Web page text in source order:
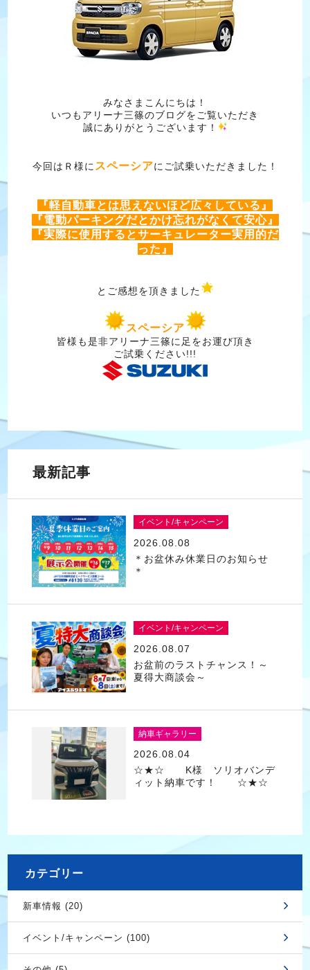
みなさまこんにちは！
いつもアリーナ三篠のブログをご覧いただき
誠にありがとうございます！
今回はＲ様に スペーシアにご試乗いただきました！
『軽自動車とは思えないほど広々している』
『電動パーキングだとかけ忘れがなくて安心』
『実際に使用するとサーキュレーター実用的だ
った』
とご感想を頂きました
スペーシア
皆様も是非アリーナ三篠に足をお運び頂き
ご試乗ください!!!
最新記事
イベント/キャンペーン
2026.08.08
＊お盆休み休業日のお知らせ
＊
イベント/キャンペーン
2026.08.07
お盆前のラストチャンス！～
夏得大商談会～
納車ギャラリー
2026.08.04
☆★☆ K様 ソリオバンデ
ィット納車です！ ☆★☆
カテゴリー
新車情報 (20)
イベント/キャンペーン (100)